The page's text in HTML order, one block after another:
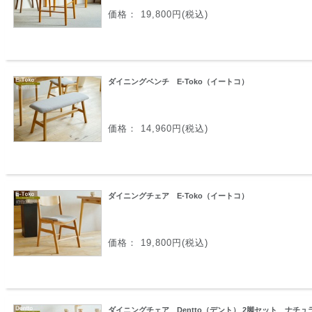
価格： 19,800円(税込)
ダイニングベンチ E-Toko（イートコ）
価格： 14,960円(税込)
ダイニングチェア E-Toko（イートコ）
価格： 19,800円(税込)
ダイニングチェア Dentto（デント） 2脚セット ナチュ